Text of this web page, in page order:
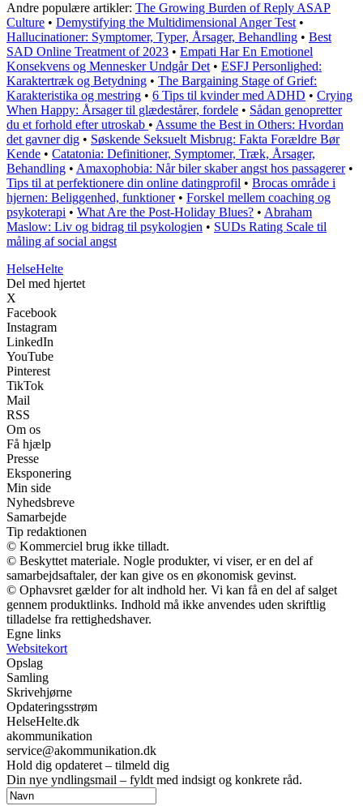
Andre populære artikler: The Growing Burden of Reply ASAP
Culture • Demystifying the Multidimensional Anger Test •
Hallucinationer: Symptomer, Typer, Årsager, Behandling • Best
SAD Online Treatment of 2023 • Empati Har En Emotionel
Konsekvens og Mennesker Undgår Det • ESFJ Personlighed:
Karaktertræk og Betydning • The Bargaining Stage of Grief:
Karakteristika og mestring • 6 Tips til kvinder med ADHD • Crying
When Happy: Årsager til glædestårer, fordele • Sådan genopretter
du et forhold efter utroskab • Assume the Best in Others: Hvordan
det gavner dig • Søskende Seksuelt Misbrug: Fakta Forældre Bør
Kende • Catatonia: Definitioner, Symptomer, Træk, Årsager,
Behandling • Amaxophobia: Når biler skaber angst hos passagerer•
Tips til at perfektionere din online datingprofil • Brocas område i
hjernen: Beliggenhed, funktioner• Forskel mellem coaching og
psykoterapi • What Are the Post-Holiday Blues? • Abraham
Maslow: Liv og bidrag til psykologien • SUDs Rating Scale til
måling af social angst
HelseHelte
Del med hjertet
X
Facebook
Instagram
LinkedIn
YouTube
Pinterest
TikTok
Mail
RSS
Om os
Få hjælp
Presse
Eksponering
Min side
Nyhedsbreve
Samarbejde
Tip redaktionen
© Kommerciel brug ikke tilladt.
© Beskyttet materiale. Nogle produkter, vi viser, er en del af
samarbejdsaftaler, der kan give os en økonomisk gevinst.
© Ophavsret gælder for alt indhold her. Vi kan få en del af salget
gennem produktlinks. Indhold må ikke anvendes uden skriftlig
tilladelse fra rettighedshaver.
Egne links
Websitekort
Opslag
Samling
Skrivehjørne
Opdateringsstrøm
HelseHelte.dk
akommunikation
service@akommunikation.dk
Hold dig opdateret – tilmeld dig
Din nye yndlingsmail – fyldt med indsigt og konkrete råd.